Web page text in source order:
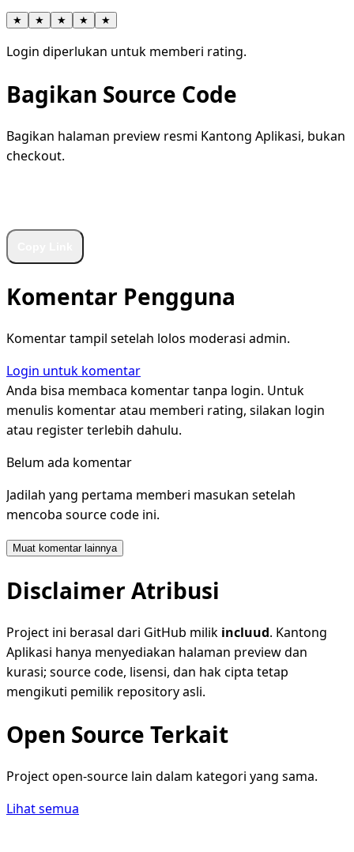
★ ★ ★ ★ ★
Login diperlukan untuk memberi rating.
Bagikan Source Code
Bagikan halaman preview resmi Kantong Aplikasi, bukan
checkout.
Komentar Pengguna
Komentar tampil setelah lolos moderasi admin.
Login untuk komentar
Anda bisa membaca komentar tanpa login. Untuk
menulis komentar atau memberi rating, silakan login
atau register terlebih dahulu.
Belum ada komentar
Jadilah yang pertama memberi masukan setelah
mencoba source code ini.
Muat komentar lainnya
Disclaimer Atribusi
Project ini berasal dari GitHub milik incluud. Kantong
Aplikasi hanya menyediakan halaman preview dan
kurasi; source code, lisensi, dan hak cipta tetap
mengikuti pemilik repository asli.
Open Source Terkait
Project open-source lain dalam kategori yang sama.
Lihat semua